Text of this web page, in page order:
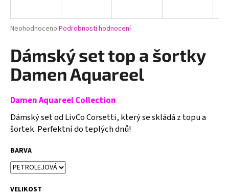
Průměrné
produktu
je
0,0
hvězdiček.
Neohodnoceno Podrobnosti hodnocení
Dámský set top a šortky
Damen Aquareel
Damen Aquareel Collection
Dámský set od LivCo Corsetti, který se skládá z topu a
šortek. Perfektní do teplých dnů!
BARVA
VELIKOST
j
t
?
HLEDAT
D
o
p